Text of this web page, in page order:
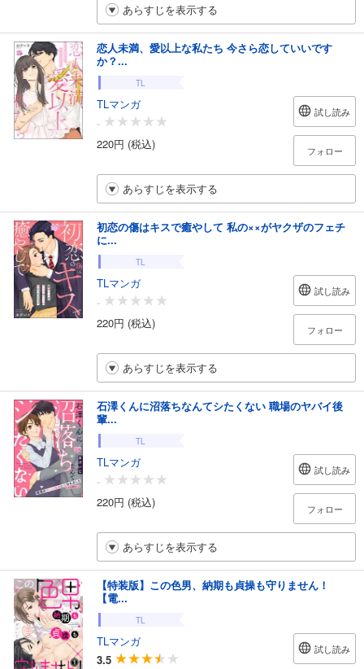
あらすじを表示する
恋人未満、愛以上な私たち 今さら恋していいです
か？...
TL
TLマンガ
-
220円 (税込)
試し読み
フォロー
あらすじを表示する
初恋の傷はキスで癒やして 私の××がヤクザのフェチ
に...
TL
TLマンガ
-
220円 (税込)
試し読み
フォロー
あらすじを表示する
石澤くんに沼落ちなんてシたくない 職場のヤバイ後
輩...
TL
TLマンガ
-
220円 (税込)
試し読み
フォロー
あらすじを表示する
【特装版】この色男、納期も貞操も守りません！
【電...
TL
TLマンガ
3.5
試し読み